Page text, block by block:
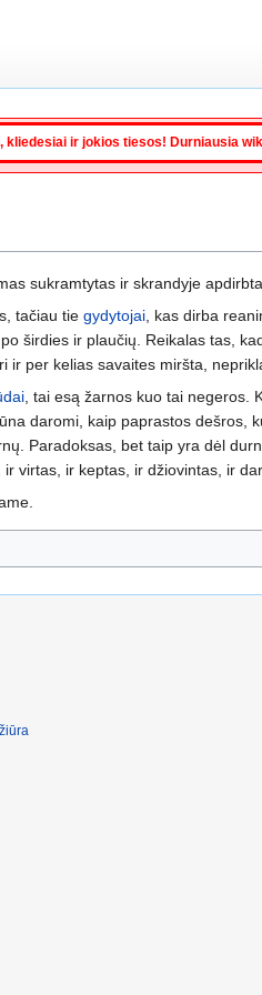
kliedesiai ir jokios tiesos! Durniausia
sukramtytas ir skrandyje
tačiau tie gydytojai , kas dirba
širdies ir plaučių. Reikalas tas,
per kelias savaites miršta,
, tai esą žarnos kuo tai
daromi, kaip paprastos dešros,
Paradoksas, bet taip yra dėl
virtas, ir keptas, ir džiovintas, ir